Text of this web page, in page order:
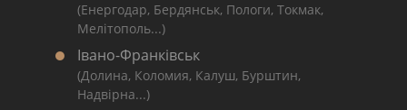
(Енергодар, Бердянськ, Пологи, Токмак,
Мелітополь...)
Івано-Франківськ
(Долина, Коломия, Калуш, Бурштин,
Надвірна...)